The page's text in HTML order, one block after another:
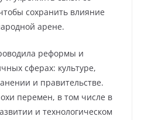
сохранить влияние
арене.
реформы и
сферах: культуре,
и правительстве.
перемен, в том числе в
и технологическом